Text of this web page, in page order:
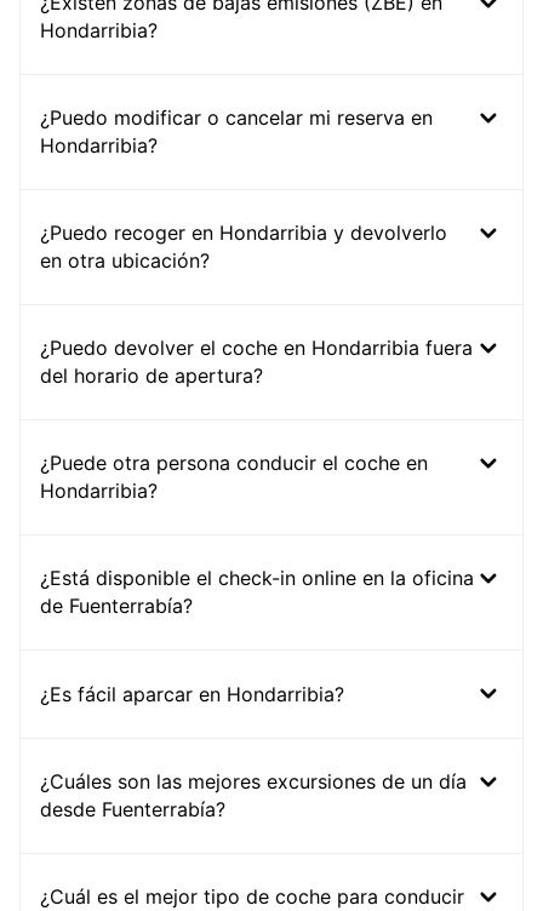
Hondarribia?
¿Puedo modificar o cancelar mi reserva en
Hondarribia?
¿Puedo recoger en Hondarribia y devolverlo
en otra ubicación?
¿Puedo devolver el coche en Hondarribia fuera
del horario de apertura?
¿Puede otra persona conducir el coche en
Hondarribia?
¿Está disponible el check-in online en la oficina
de Fuenterrabía?
¿Es fácil aparcar en Hondarribia?
¿Cuáles son las mejores excursiones de un día
desde Fuenterrabía?
¿Cuál es el mejor tipo de coche para conducir